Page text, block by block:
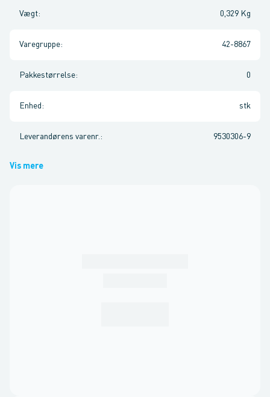
Vægt: 0,329 Kg
Varegruppe: 42-8867
Pakkestørrelse: 0
Enhed : stk
Leverandørens varenr. : 9530306-9
Vis mere